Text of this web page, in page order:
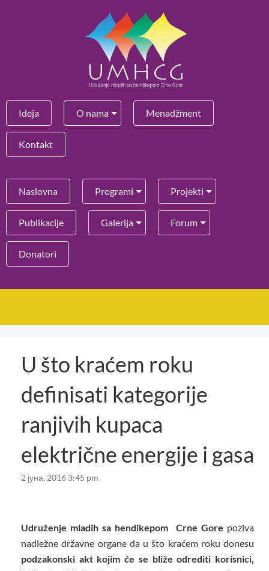
Ideja O nama Menadžment
Kontakt
Naslovna Programi Projekti
Publikacije Galerija Forum
Donatori
U što kraćem roku
definisati kategorije
ranjivih kupaca
električne energije i gasa
2 јуна, 2016 3:45 pm
Udruženje mladih sa hendikepom Crne Gore poziva
nadležne državne organe da u što kraćem roku donesu
podzakonski akt kojim će se bliže odrediti korisnici,